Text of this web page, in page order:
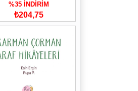
%35 İNDİRİM
₺204,75